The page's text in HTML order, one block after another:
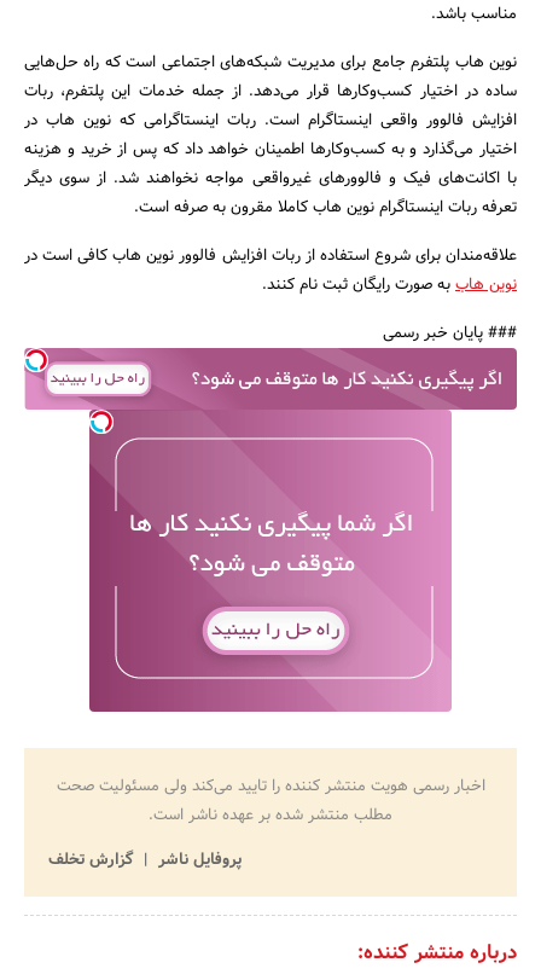
مناسب باشد.
نوین هاب پلتفرم جامع برای مدیریت شبکه‌های اجتماعی است که راه حل‌هایی
ساده در اختیار کسب‌وکارها قرار می‌دهد. از جمله خدمات این پلتفرم، ربات
افزایش فالوور واقعی اینستاگرام است. ربات اینستاگرامی که نوین هاب در
اختیار می‌گذارد و به کسب‌وکارها اطمینان خواهد داد که پس از خرید و هزینه
با اکانت‌های فیک و فالوورهای غیرواقعی مواجه نخواهند شد. از سوی دیگر
تعرفه ربات اینستاگرام نوین هاب کاملا مقرون به صرفه است.
علاقه‌مندان برای شروع استفاده از ربات افزایش فالوور نوین هاب کافی است در
نوین هاببه صورت رایگان ثبت نام کنند.
### پایان خبر رسمی
اخبار رسمی هویت منتشر کننده را تایید می‌کند ولی مسئولیت صحت
مطلب منتشر شده بر عهده ناشر است.
پروفایل ناشر
گزارش تخلف
درباره منتشر کننده: